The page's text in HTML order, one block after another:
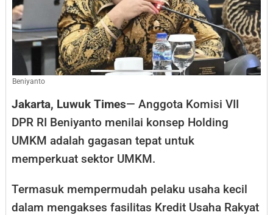
Beniyanto
Jakarta, Luwuk Times— Anggota Komisi VII
DPR RI Beniyanto menilai konsep Holding
UMKM adalah gagasan tepat untuk
memperkuat sektor UMKM.
Termasuk mempermudah pelaku usaha kecil
dalam mengakses fasilitas Kredit Usaha Rakyat